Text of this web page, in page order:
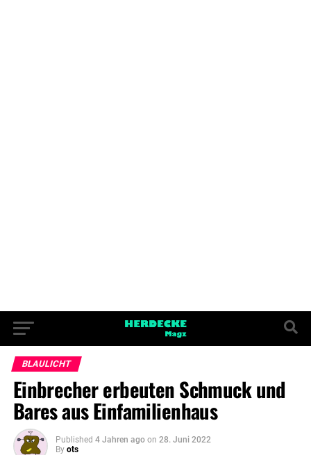
BLAULICHT
Einbrecher erbeuten Schmuck und
Bares aus Einfamilienhaus
Published 4 Jahren ago on 28. Juni 2022
By ots